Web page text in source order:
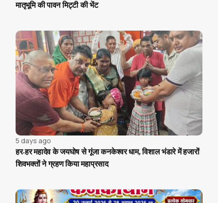
मातृभूमि की पावन मिट्टी की भेंट
5 days ago
हर-हर महादेव के जयघोष से गूंजा कनकेश्वर धाम, विशाल भंडारे में हजारों
शिवभक्तों ने ग्रहण किया महाप्रसाद